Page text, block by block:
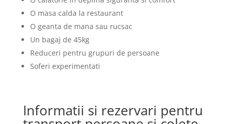
O masa calda la restaurant
O geanta de mana sau rucsac
Un bagaj de 45kg
Reduceri pentru grupuri de persoane
Soferi experimentati
Informatii si rezervari pentru